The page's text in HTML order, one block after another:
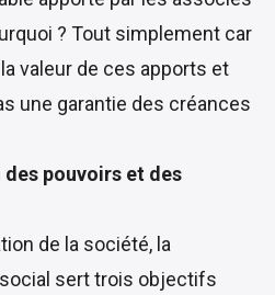
? Tout simplement car
valeur de ces apports et
une garantie des créances
pouvoirs et des
de la société, la
sert trois objectifs